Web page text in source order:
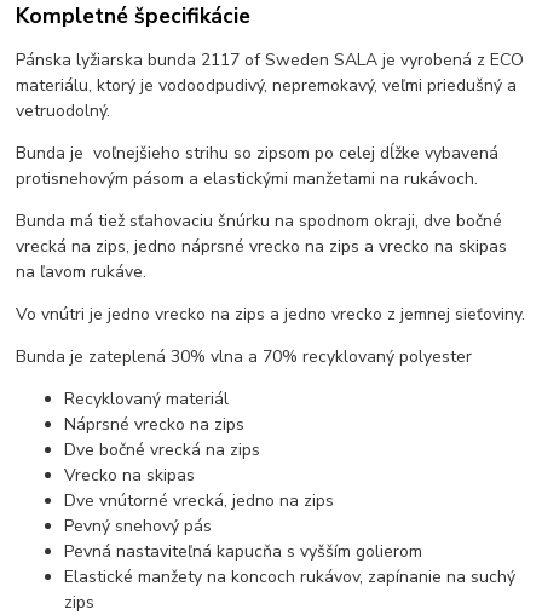
Kompletné špecifikácie
Pánska lyžiarska bunda 2117 of Sweden SALA je vyrobená z ECO
materiálu, ktorý je vodoodpudivý, nepremokavý, veľmi priedušný a
vetruodolný.
Bunda je voľnejšieho strihu so zipsom po celej dĺžke vybavená
protisnehovým pásom a elastickými manžetami na rukávoch.
Bunda má tiež sťahovaciu šnúrku na spodnom okraji, dve bočné
vrecká na zips, jedno náprsné vrecko na zips a vrecko na skipas
na ľavom rukáve.
Vo vnútri je jedno vrecko na zips a jedno vrecko z jemnej sieťoviny.
Bunda je zateplená 30% vlna a 70% recyklovaný polyester
Recyklovaný materiál
Náprsné vrecko na zips
Dve bočné vrecká na zips
Vrecko na skipas
Dve vnútorné vrecká, jedno na zips
Pevný snehový pás
Pevná nastaviteľná kapucňa s vyšším golierom
Elastické manžety na koncoch rukávov, zapínanie na suchý
zips